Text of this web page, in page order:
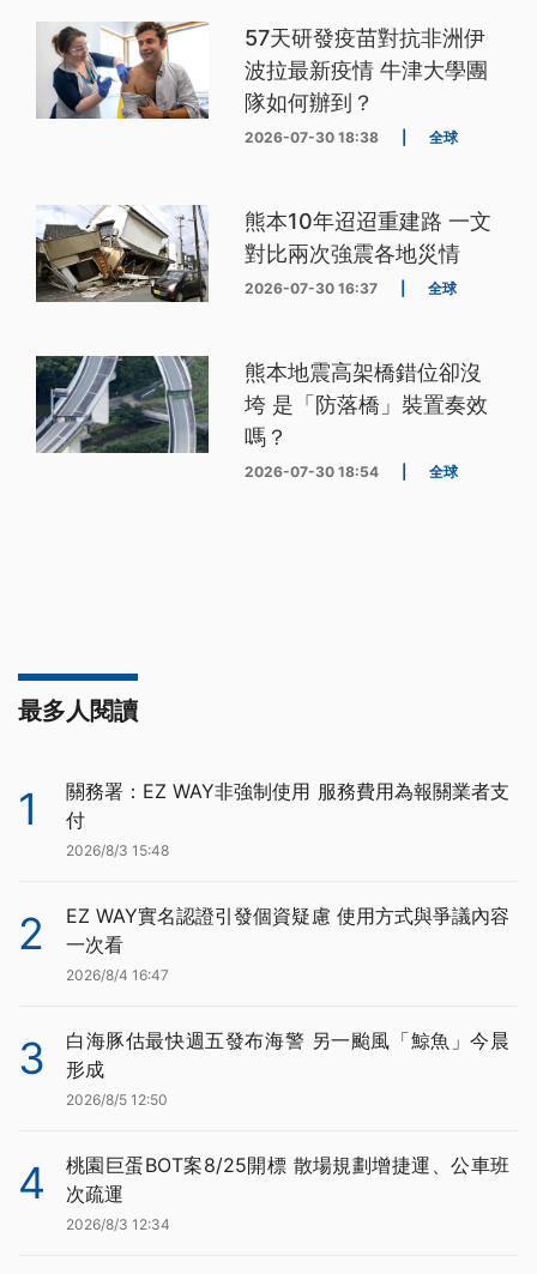
57天研發疫苗對抗非洲伊
波拉最新疫情 牛津大學團
隊如何辦到？
2026-07-30 18:38 全球
熊本10年迢迢重建路 一文
對比兩次強震各地災情
2026-07-30 16:37 全球
熊本地震高架橋錯位卻沒
垮 是「防落橋」裝置奏效
嗎？
2026-07-30 18:54 全球
最多人閱讀
1
關務署：EZ WAY非強制使用 服務費用為報關業者支
付
2026/8/3 15:48
2
EZ WAY實名認證引發個資疑慮 使用方式與爭議內容
一次看
2026/8/4 16:47
3
白海豚估最快週五發布海警 另一颱風「鯨魚」今晨
形成
2026/8/5 12:50
4
桃園巨蛋BOT案8/25開標 散場規劃增捷運、公車班
次疏運
2026/8/3 12:34